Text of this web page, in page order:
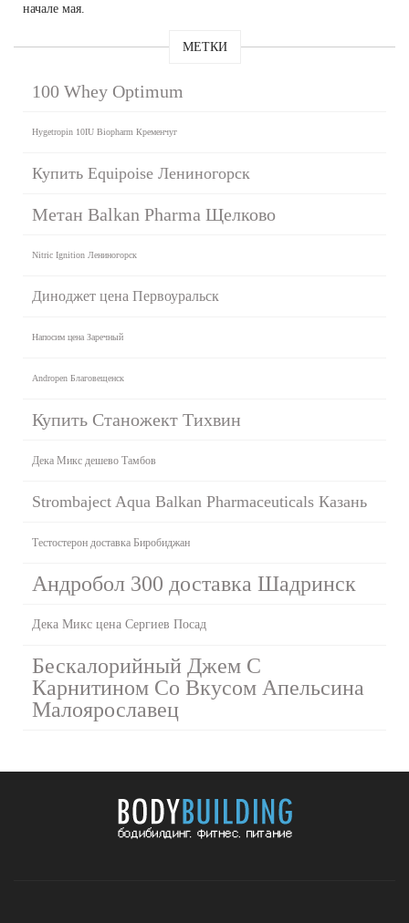
начале мая.
МЕТКИ
100 Whey Optimum
Hygetropin 10IU Biopharm Кременчуг
Купить Equipoise Лениногорск
Метан Balkan Pharma Щелково
Nitric Ignition Лениногорск
Диноджет цена Первоуральск
Напосим цена Заречный
Andropen Благовещенск
Купить Станожект Тихвин
Дека Микс дешево Тамбов
Strombaject Aqua Balkan Pharmaceuticals Казань
Тестостерон доставка Биробиджан
Андробол 300 доставка Шадринск
Дека Микс цена Сергиев Посад
Бескалорийный Джем С
Карнитином Со Вкусом Апельсина
Малоярославец